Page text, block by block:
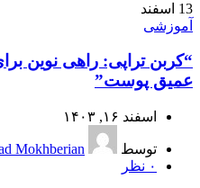
13 اسفند
آموزشی
“کربن تراپی: راهی نوین
عمیق پوست”
اسفند ۱۶, ۱۴۰۳
توسط
Mokhberian
۰ نظر